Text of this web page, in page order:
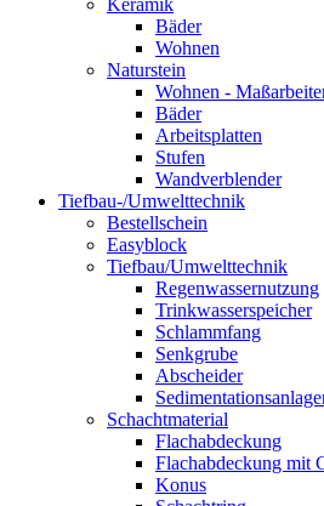
Keramik
Bäder
Wohnen
Naturstein
Wohnen -
Bäder
Arbeitsplatten
Stufen
Wandverblender
Tiefbau-/Umwelttechnik
Bestellschein
Easyblock
Tiefbau/Umwelttechnik
Regenwassernutzung
Trinkwasserspeicher
Schlammfang
Senkgrube
Abscheider
Schachtmaterial
Flachabdeckung
Flachabdeckung mit
Konus